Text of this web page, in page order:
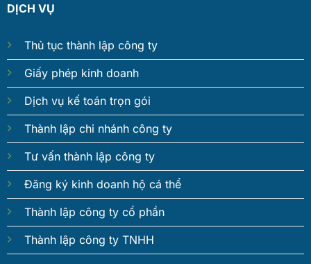
DỊCH VỤ
Thủ tục thành lập công ty
Giấy phép kinh doanh
Dịch vụ kế toán trọn gói
Thành lập chi nhánh công ty
Tư vấn thành lập công ty
Đăng ký kinh doanh hộ cá thể
Thành lập công ty cổ phần
Thành lập công ty TNHH